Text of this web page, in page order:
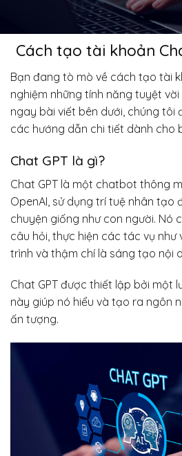
Cách tạo tài khoản
Bạn đang tò mò về cách tạo tài
nghiệm những tính năng tuyệt
ngay bài viết bên dưới, chúng tôi
các hướng dẫn chi tiết dành cho
Chat GPT là gì?
Chat GPT là một chatbot thông
OpenAI, sử dụng trí tuệ nhân
chuyện giống như con người. Nó
câu hỏi, thực hiện các tác vụ như
trình và thậm chí là sáng tạo nội
Chat GPT được thiết lập bởi một
này giúp nó hiểu và tạo ra ngôn
ấn tượng.